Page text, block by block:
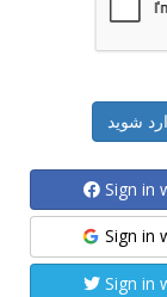
Sign in
Sign in
Sign in